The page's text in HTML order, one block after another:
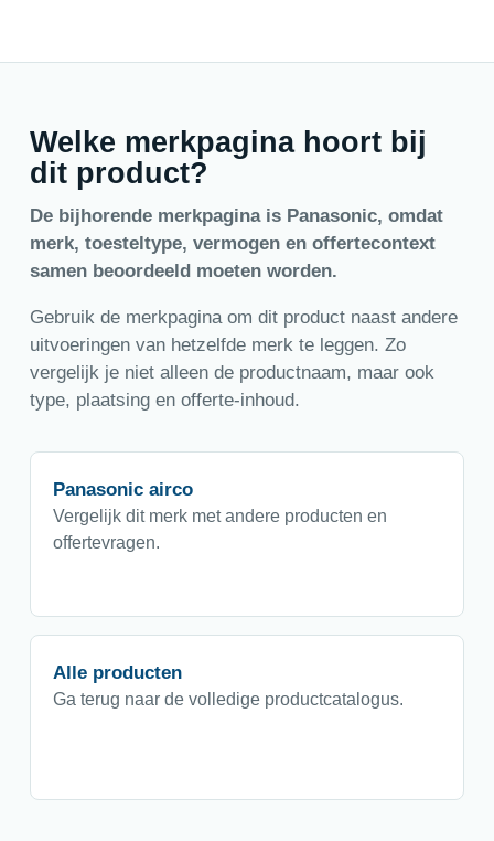
Welke merkpagina hoort bij
dit product?
De bijhorende merkpagina is Panasonic, omdat
merk, toesteltype, vermogen en offertecontext
samen beoordeeld moeten worden.
Gebruik de merkpagina om dit product naast andere
uitvoeringen van hetzelfde merk te leggen. Zo
vergelijk je niet alleen de productnaam, maar ook
type, plaatsing en offerte-inhoud.
Panasonic airco
Vergelijk dit merk met andere producten en
offertevragen.
Alle producten
Ga terug naar de volledige productcatalogus.